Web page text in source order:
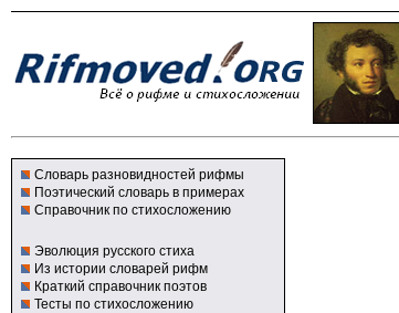
Словарь разновидностей рифмы
Поэтический словарь в примерах
Справочник по стихосложению
Эволюция русского стиха
Из истории словарей рифм
Краткий справочник поэтов
Тесты по стихосложению